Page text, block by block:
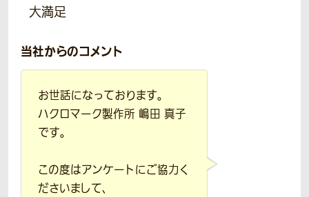
大満足
当社からのコメント
お世話になっております。
ハクロマーク製作所 嶋田 真子
です。
この度はアンケートにご協力く
ださいまして、